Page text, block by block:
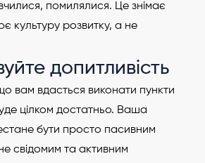
помилялися. Це знімає
культуру розвитку, а не
допитливість
вам вдасться виконати пункти
цілком достатньо. Ваша
бути просто пасивним
свідомим та активним